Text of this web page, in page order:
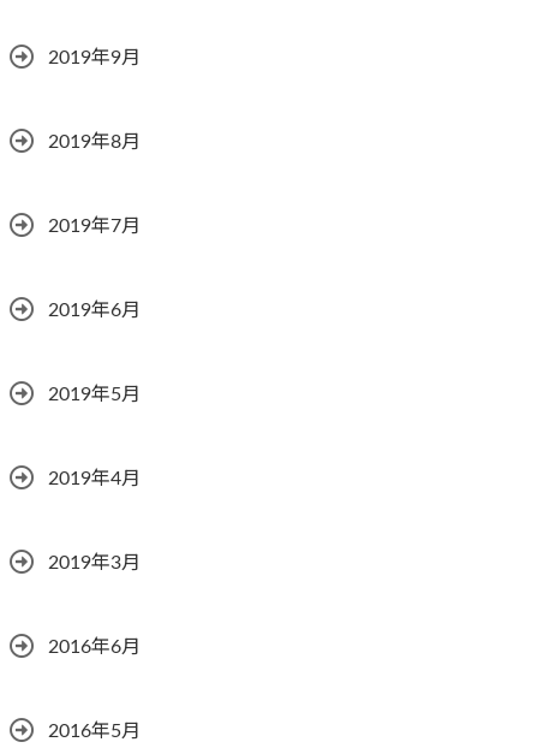
2019年9月
2019年8月
2019年7月
2019年6月
2019年5月
2019年4月
2019年3月
2016年6月
2016年5月